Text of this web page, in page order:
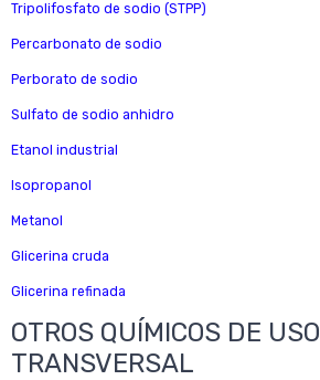
Tripolifosfato de sodio (STPP)
Percarbonato de sodio
Perborato de sodio
Sulfato de sodio anhidro
Etanol industrial
Isopropanol
Metanol
Glicerina cruda
Glicerina refinada
OTROS QUÍMICOS DE USO
TRANSVERSAL